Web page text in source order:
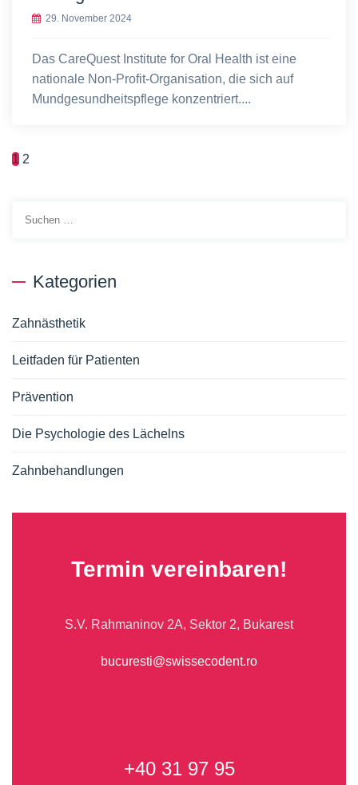
29. November 2024
Das CareQuest Institute for Oral Health ist eine
nationale Non-Profit-Organisation, die sich auf
Mundgesundheitspflege konzentriert....
1 2
Kategorien
Zahnästhetik
Leitfaden für Patienten
Prävention
Die Psychologie des Lächelns
Zahnbehandlungen
Termin vereinbaren!
S.V. Rahmaninov 2A, Sektor 2, Bukarest
bucuresti@swissecodent.ro
+40 31 97 95